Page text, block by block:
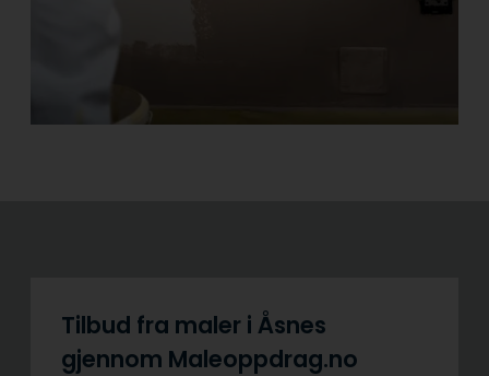
Tilbud fra maler i Åsnes
gjennom Maleoppdrag.no